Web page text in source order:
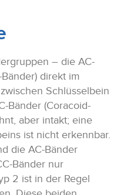
– die AC-
direkt im
Schlüsselbein
Bänder (Coracoid-
aber intakt; eine
ist nicht erkennbar.
die AC-Bänder
Bänder nur
2 ist in der Regel